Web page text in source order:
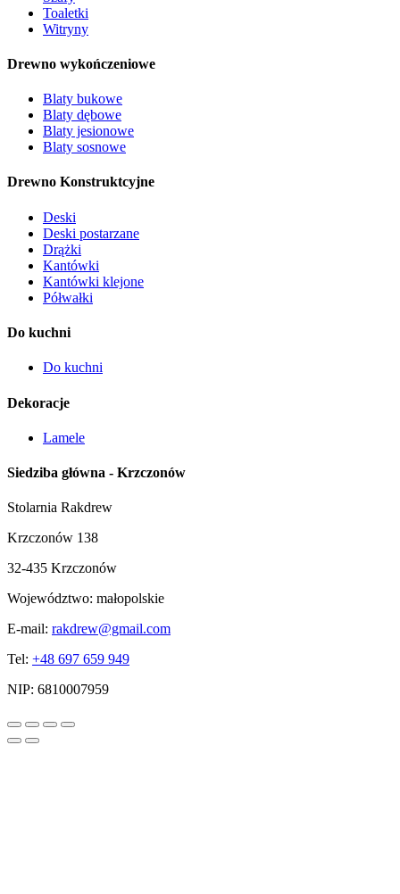
Toaletki
Witryny
Drewno wykończeniowe
Blaty bukowe
Blaty dębowe
Blaty jesionowe
Blaty sosnowe
Drewno Konstruktcyjne
Deski
Deski postarzane
Drążki
Kantówki
Kantówki klejone
Półwałki
Do kuchni
Do kuchni
Dekoracje
Lamele
Siedziba główna - Krzczonów
Stolarnia Rakdrew
Krzczonów 138
32-435 Krzczonów
Województwo: małopolskie
E-mail: rakdrew@gmail.com
Tel: +48 697 659 949
NIP: 6810007959